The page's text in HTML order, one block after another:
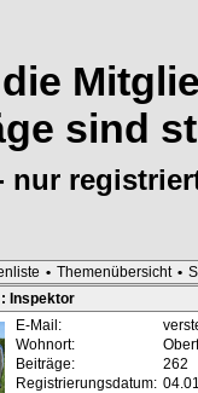
sind
nur
• Themenübersicht •
Inspektor
E-Mail:
Wohnort:
Beiträge:
262
Registrierungsdatum: